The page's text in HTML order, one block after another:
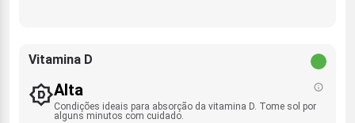
Vitamina D
Alta
Condições ideais para absorção da vitamina D. Tome sol por
alguns minutos com cuidado.